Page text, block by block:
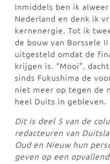
Inmiddels ben ik
Nederland en denk ik
kernenergie. Tot ik
de bouw van Borssele
uitgesteld omdat de
krijgen is. “Mooi”,
sinds Fukushima de
niet meer op tegen de
heel Duits in gebleven.
Dit is deel 5 van de
redacteuren van
Oud en Nieuw hun
geven op een